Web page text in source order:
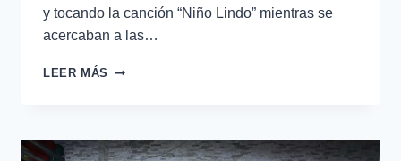
y tocando la canción “Niño Lindo” mientras se
acercaban a las…
LEER MÁS